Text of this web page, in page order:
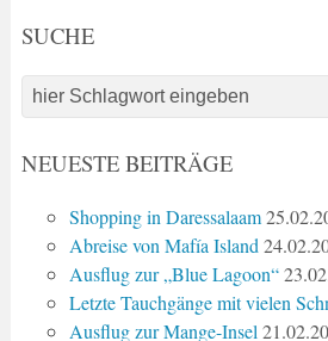
SUCHE
NEUESTE BEITRÄGE
Shopping in Daressalaam
Abreise von Mafía Island
Ausflug zur „Blue Lagoon“
Letzte Tauchgänge mit vielen
Ausflug zur Mange-Insel